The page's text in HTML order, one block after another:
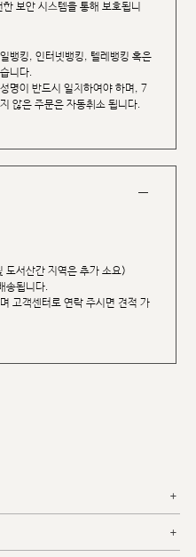
보안 시스템을 통해 보호됩니
뱅킹, 인터넷뱅킹, 텔레뱅킹 혹은
니다.
명이 반드시 일치하여야 하며, 7
않은 주문은 자동취소 됩니다.
도서산간 지역은 추가 소요)
송됩니다.
고객센터로 연락 주시면 견적 가